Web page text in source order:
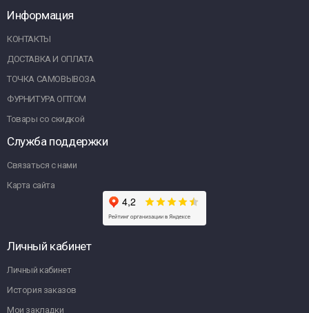
Информация
КОНТАКТЫ
ДОСТАВКА И ОПЛАТА
ТОЧКА САМОВЫВОЗА
ФУРНИТУРА ОПТОМ
Товары со скидкой
Служба поддержки
Связаться с нами
Карта сайта
Личный кабинет
Личный кабинет
История заказов
Мои закладки